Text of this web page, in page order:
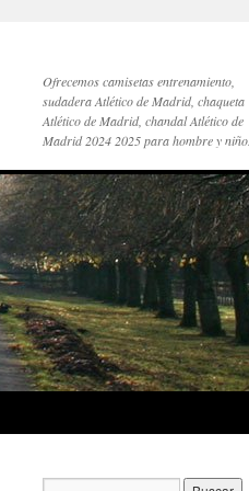
Ofrecemos camisetas entrenamiento,
sudadera Atlético de Madrid, chaqueta
Atlético de Madrid, chandal Atlético de
Madrid 2024 2025 para hombre y niño.